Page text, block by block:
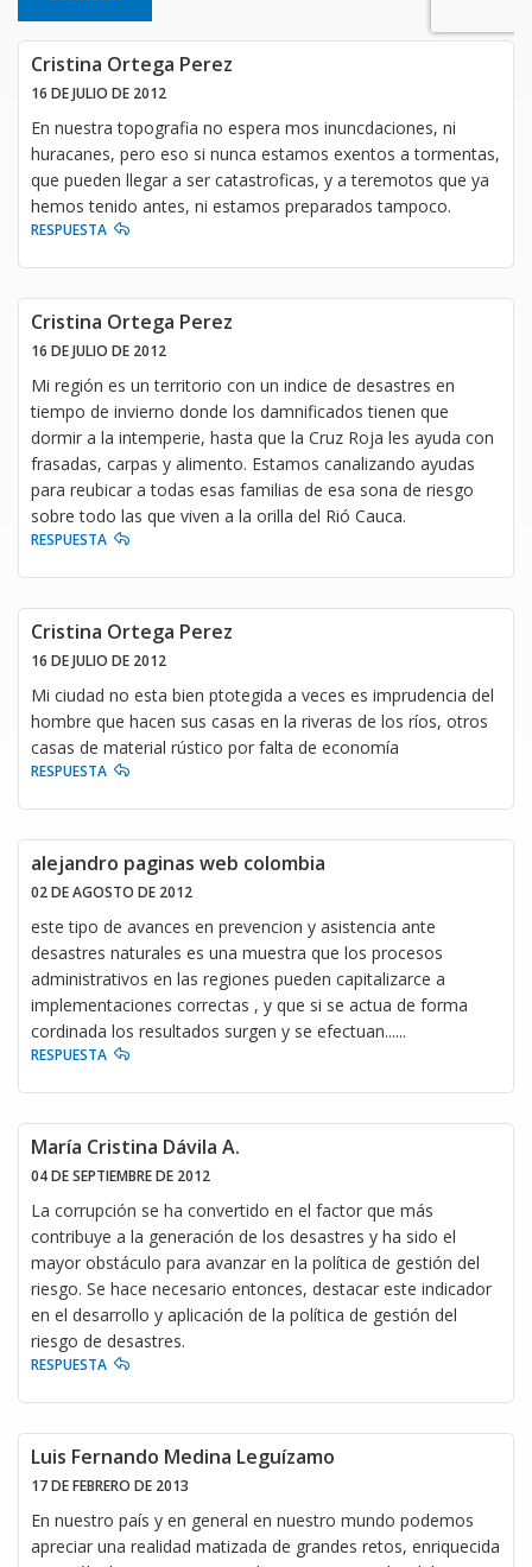
Cristina Ortega Perez
16 DE JULIO DE 2012
En nuestra topografia no espera mos inuncdaciones, ni
huracanes, pero eso si nunca estamos exentos a tormentas,
que pueden llegar a ser catastroficas, y a teremotos que ya
hemos tenido antes, ni estamos preparados tampoco.
RESPUESTA
Cristina Ortega Perez
16 DE JULIO DE 2012
Mi región es un territorio con un indice de desastres en
tiempo de invierno donde los damnificados tienen que
dormir a la intemperie, hasta que la Cruz Roja les ayuda con
frasadas, carpas y alimento. Estamos canalizando ayudas
para reubicar a todas esas familias de esa sona de riesgo
sobre todo las que viven a la orilla del Rió Cauca.
RESPUESTA
Cristina Ortega Perez
16 DE JULIO DE 2012
Mi ciudad no esta bien ptotegida a veces es imprudencia del
hombre que hacen sus casas en la riveras de los ríos, otros
casas de material rústico por falta de economía
RESPUESTA
alejandro paginas web colombia
02 DE AGOSTO DE 2012
este tipo de avances en prevencion y asistencia ante
desastres naturales es una muestra que los procesos
administrativos en las regiones pueden capitalizarce a
implementaciones correctas , y que si se actua de forma
cordinada los resultados surgen y se efectuan......
RESPUESTA
María Cristina Dávila A.
04 DE SEPTIEMBRE DE 2012
La corrupción se ha convertido en el factor que más
contribuye a la generación de los desastres y ha sido el
mayor obstáculo para avanzar en la política de gestión del
riesgo. Se hace necesario entonces, destacar este indicador
en el desarrollo y aplicación de la política de gestión del
riesgo de desastres.
RESPUESTA
Luis Fernando Medina Leguízamo
17 DE FEBRERO DE 2013
En nuestro país y en general en nuestro mundo podemos
apreciar una realidad matizada de grandes retos, enriquecida